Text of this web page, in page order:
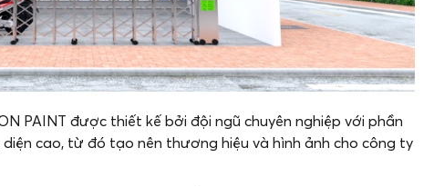
PAINT được thiết kế bởi đội ngũ chuyên nghiệp với phần
cao, từ đó tạo nên thương hiệu và hình ảnh cho công ty